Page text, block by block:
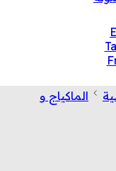
الماكياج و